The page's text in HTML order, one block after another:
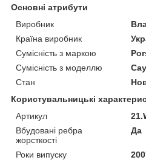
Основні атрибути
Виробник
Країна виробник
Сумісність з маркою
Сумісність з моделлю
Стан
Користувальницькі
Артикул
Вбудовані ребра
жорсткості
Да
Роки випуску